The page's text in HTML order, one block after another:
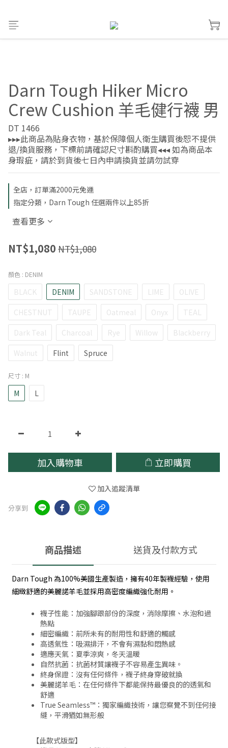
Darn Tough Hiker Micro
Crew Cushion 羊毛健行襪 男
DT 1466
▸▸▸此商品為貼身衣物，基於保障個人衛生購買後恕不提供
退/換貨服務，下標前請確認尺寸斟酌購買◂◂◂ 如為商品本
身瑕疵，請於到貨後七日內申請換貨並請勿試穿
全店，訂單滿2000元免運
指定分類，Darn Tough 任選兩件以上85折
查看更多
NT$1,080 NT$1,080
顏色 : DENIM
BLACK DENIM SANDSTONE LIME
OLIVE
CHESTNUT
TAUPE Oatmeal Onyx
TEAL
Dark Teal
Charcoal Rye Willow
Blackberry
Walnut
Flint Spruce
尺寸 : M
M L
加入購物車 立即購買
加入追蹤清單
分享到
商品描述 送貨及付款方式
Darn Tough 為100%美國生產製造，擁有40年製襪經驗，使用
細緻舒適的美麗諾羊毛並採用高密度編織強化耐用。
襪子性能：加強腳跟部份的深度，消除摩擦、水泡和過
熱點
細密編織：前所未有的耐用性和舒適的觸感
高透氣性：吸濕排汗，不會有濕黏和悶熱感
適應天氣：夏季涼爽，冬天溫暖
自然抗菌：抗菌材質讓襪子不容易產生異味。
終身保證：沒有任何條件，襪子終身穿破就換
美麗諾羊毛：在任何條件下都能保持最優良的的透氣和
舒適
True Seamless™：獨家編織技術，讓您察覺不到任何接
縫，平滑猶如無形般
【此款式版型】